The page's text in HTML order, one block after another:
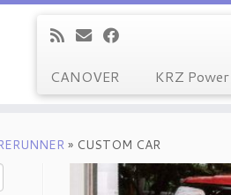
CANOVER KRZ Power
» CUSTOM CAR